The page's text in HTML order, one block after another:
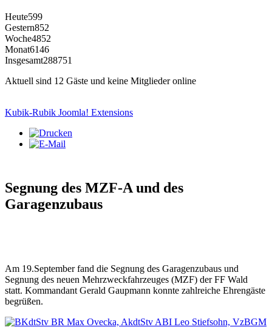
Heute599
Gestern852
Woche4852
Monat6146
Insgesamt288751
Aktuell sind 12 Gäste und keine Mitglieder online
Kubik-Rubik Joomla! Extensions
Segnung des MZF-A und des
Garagenzubaus
Am 19.September fand die Segnung des Garagenzubaus und
Segnung des neuen Mehrzweckfahrzeuges (MZF) der FF Wald
statt. Kommandant Gerald Gaupmann konnte zahlreiche Ehrengäste
begrüßen.